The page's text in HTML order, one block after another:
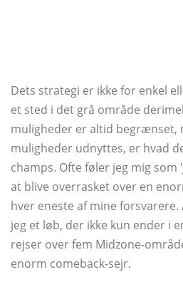
Dets strategi er ikke for enkel
et sted i det grå område
muligheder er altid begrænset,
muligheder udnyttes, er hvad
champs. Ofte føler jeg mig som
at blive overrasket over en
hver eneste af mine
jeg et løb, der ikke kun ender i
rejser over fem Midzone-
enorm comeback-sejr.